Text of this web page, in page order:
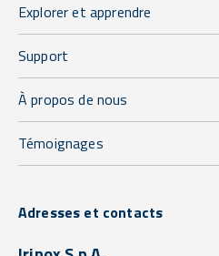
Explorer et apprendre
Support
À propos de nous
Témoignages
Adresses et contacts